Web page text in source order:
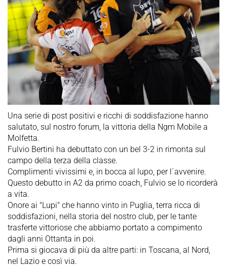
Una serie di post positivi e ricchi di soddisfazione hanno
salutato, sul nostro forum, la vittoria della Ngm Mobile a
Molfetta.
Fulvio Bertini ha debuttato con un bel 3-2 in rimonta sul
campo della terza della classe.
Complimenti vivissimi e, in bocca al lupo, per l´avvenire.
Questo debutto in A2 da primo coach, Fulvio se lo ricorderà
a vita.
Onore ai "Lupi" che hanno vinto in Puglia, terra ricca di
soddisfazioni, nella storia del nostro club, per le tante
trasferte vittoriose che abbiamo portato a compimento
dagli anni Ottanta in poi.
Prima si giocava di più da altre parti: in Toscana, al Nord,
nel Lazio e così via.